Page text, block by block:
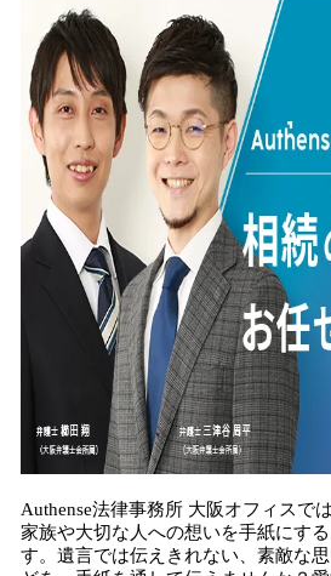
Authense法律事務所 大阪オフィスで
家族や大切な人への想いを手紙にす
す。遺言では伝えきれない、素敵な